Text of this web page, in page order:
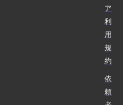
ア
利
用
規
約
依
頼